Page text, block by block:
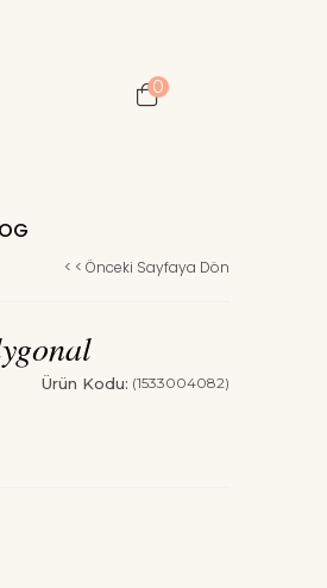
0
< < Önceki Sayfaya Dön
Ürün Kodu: (1533004082)